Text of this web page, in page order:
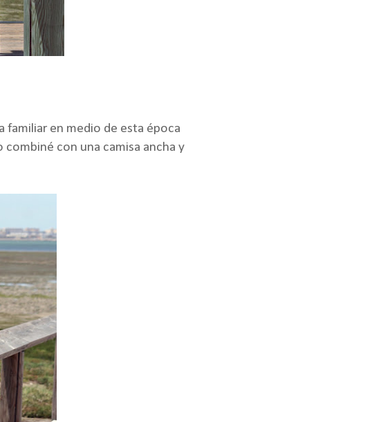
familiar en medio de esta época
con una camisa ancha y